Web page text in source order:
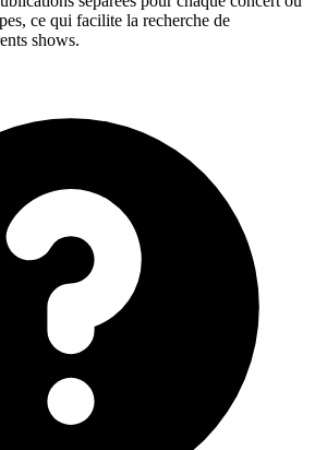
ce qui facilite la recherche de
shows.